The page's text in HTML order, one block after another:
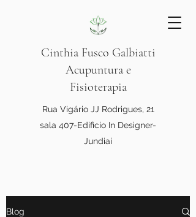
Cinthia Fusco Galbiatti
Acupuntura e
Fisioterapia
Rua Vigário JJ Rodrigues, 21
sala 407-Edificio In Designer-
Jundiaí
Blog